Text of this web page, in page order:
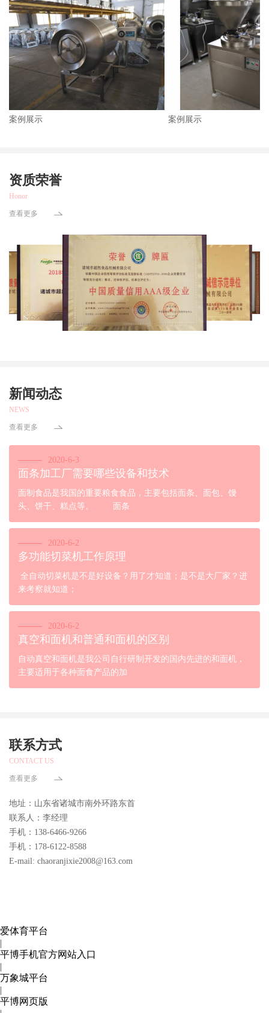
案例展示 案例展示
资质荣誉
Honor
查看更多
新闻动态
NEWS
查看更多
2020-6-3
面条加工厂需要哪些设备和技术
面制食品是我国的重要粮食食品，主要包括面条、面包、馒
头、饼干、糕点等。 面条
2020-6-2
多功能切菜机工作原理
全自动切菜机是不是好设备？用了才知道；是不是大厂家？进
来考察就知道；
2020-6-2
真空和面机和普通和面机的区别
自动真空和面机是我公司自行研制开发的国内先进的和面机，
主要适用于各种面食产品的加
联系方式
CONTACT US
查看更多
地址：山东省诸城市南外环路东首
联系人：李经理
手机：138-6466-9266
手机：178-6122-8588
E-mail: chaoranjixie2008@163.com
爱体育平台
|
平博手机官方网站入口
|
万象城平台
|
平博网页版